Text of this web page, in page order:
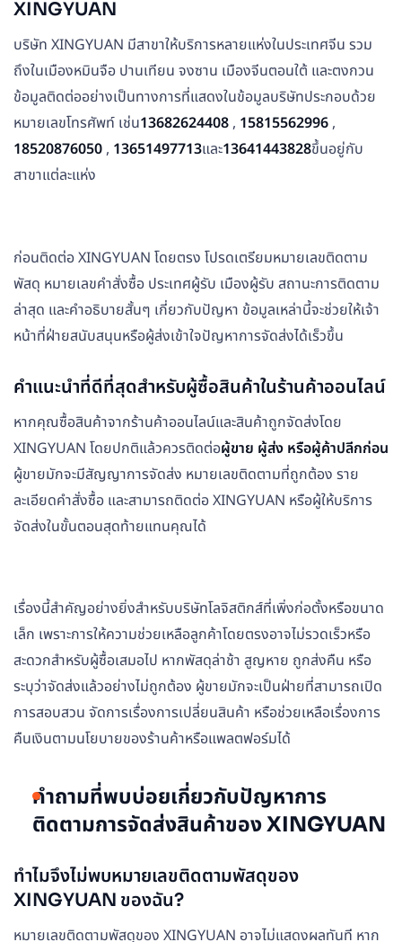
XINGYUAN
บริษัท XINGYUAN มีสาขาให้บริการหลายแห่งในประเทศจีน รวม
ถึงในเมืองหมินจือ ปานเทียน จงซาน เมืองจีนตอนใต้ และตงกวน
ข้อมูลติดต่ออย่างเป็นทางการที่แสดงในข้อมูลบริษัทประกอบด้วย
หมายเลขโทรศัพท์ เช่น13682624408, 15815562996,
18520876050, 13651497713และ13641443828ขึ้นอยู่กับ
สาขาแต่ละแห่ง
ก่อนติดต่อ XINGYUAN โดยตรง โปรดเตรียมหมายเลขติดตาม
พัสดุ หมายเลขคำสั่งซื้อ ประเทศผู้รับ เมืองผู้รับ สถานะการติดตาม
ล่าสุด และคำอธิบายสั้นๆ เกี่ยวกับปัญหา ข้อมูลเหล่านี้จะช่วยให้เจ้า
หน้าที่ฝ่ายสนับสนุนหรือผู้ส่งเข้าใจปัญหาการจัดส่งได้เร็วขึ้น
คำแนะนำที่ดีที่สุดสำหรับผู้ซื้อสินค้าในร้านค้าออนไลน์
หากคุณซื้อสินค้าจากร้านค้าออนไลน์และสินค้าถูกจัดส่งโดย
XINGYUAN โดยปกติแล้วควรติดต่อผู้ขาย ผู้ส่ง หรือผู้ค้าปลีกก่อน
ผู้ขายมักจะมีสัญญาการจัดส่ง หมายเลขติดตามที่ถูกต้อง ราย
ละเอียดคำสั่งซื้อ และสามารถติดต่อ XINGYUAN หรือผู้ให้บริการ
จัดส่งในขั้นตอนสุดท้ายแทนคุณได้
เรื่องนี้สำคัญอย่างยิ่งสำหรับบริษัทโลจิสติกส์ที่เพิ่งก่อตั้งหรือขนาด
เล็ก เพราะการให้ความช่วยเหลือลูกค้าโดยตรงอาจไม่รวดเร็วหรือ
สะดวกสำหรับผู้ซื้อเสมอไป หากพัสดุล่าช้า สูญหาย ถูกส่งคืน หรือ
ระบุว่าจัดส่งแล้วอย่างไม่ถูกต้อง ผู้ขายมักจะเป็นฝ่ายที่สามารถเปิด
การสอบสวน จัดการเรื่องการเปลี่ยนสินค้า หรือช่วยเหลือเรื่องการ
คืนเงินตามนโยบายของร้านค้าหรือแพลตฟอร์มได้
คำถามที่พบบ่อยเกี่ยวกับปัญหาการ
ติดตามการจัดส่งสินค้าของ XINGYUAN
ทำไมจึงไม่พบหมายเลขติดตามพัสดุของ
XINGYUAN ของฉัน?
หมายเลขติดตามพัสดุของ XINGYUAN อาจไม่แสดงผลทันที หาก